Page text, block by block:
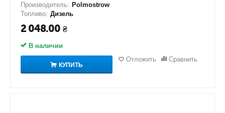
Производитель: Polmostrow
Топливо: Дизель
2 048.00 ₴
В наличии
КУПИТЬ
Отложить Сравнить